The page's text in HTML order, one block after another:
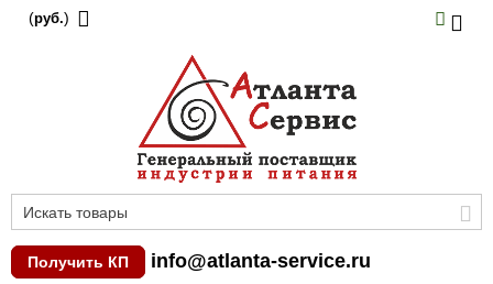
(руб.)
Получить КП info@atlanta-service.ru